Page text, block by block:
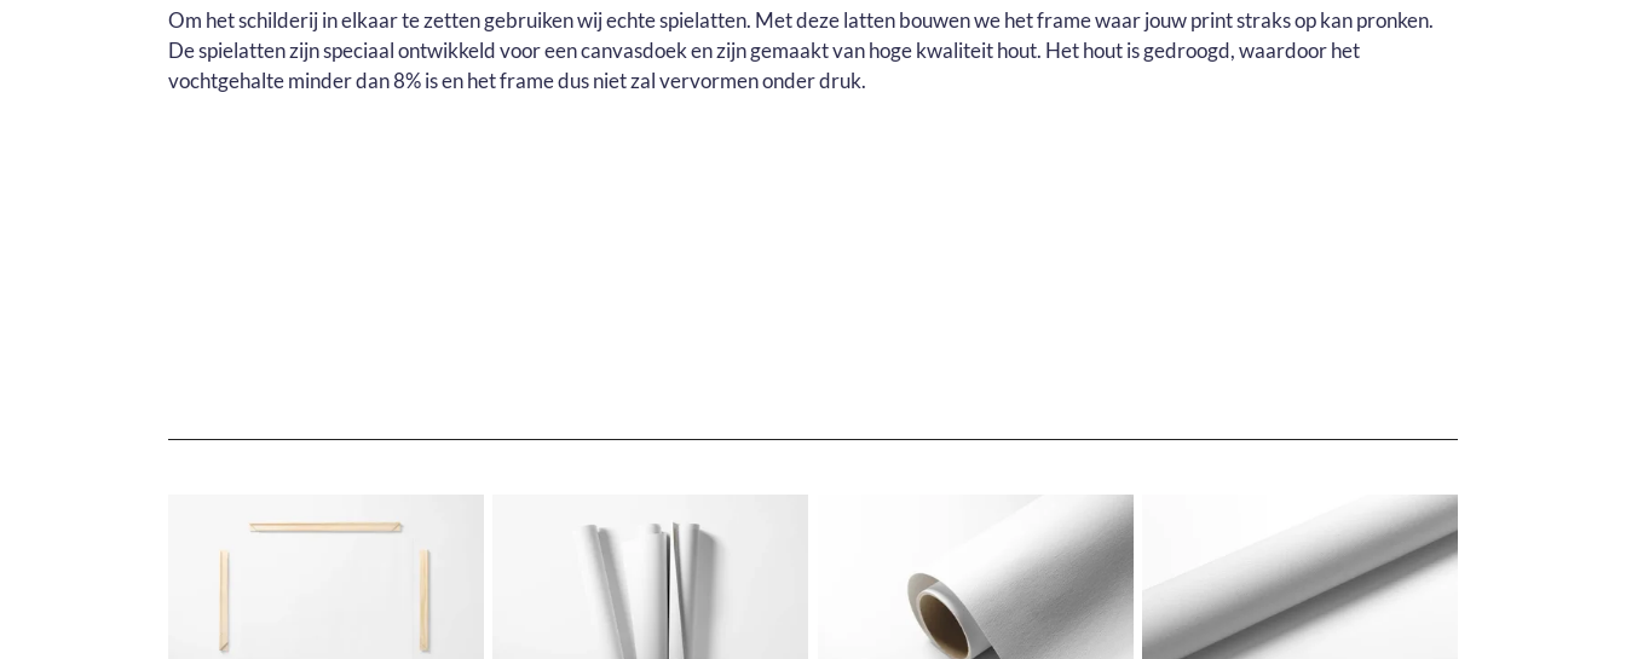
Om het schilderij in elkaar te zetten gebruiken wij echte spielatten. Met deze latten bouwen we het frame waar jouw print straks op kan pronken.
De spielatten zijn speciaal ontwikkeld voor een canvasdoek en zijn gemaakt van hoge kwaliteit hout. Het hout is gedroogd, waardoor het
vochtgehalte minder dan 8% is en het frame dus niet zal vervormen onder druk.